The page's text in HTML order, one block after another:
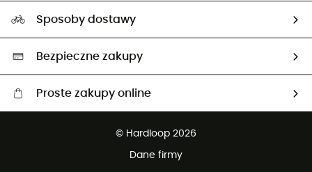
Ambasadorzy
Wybrane produkty eko
Sposoby dostawy
Bezpieczne zakupy
Proste zakupy online
© Hardloop 2026
Dane firmy